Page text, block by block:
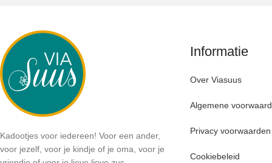
Kadootjes voor iedereen! Voor een ander,
voor jezelf, voor je kindje of je oma, voor je
Informatie
Over Viasuus
Algemene
Privacy voorwaarden
Cookiebeleid